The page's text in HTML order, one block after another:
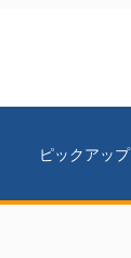
ピックアップ